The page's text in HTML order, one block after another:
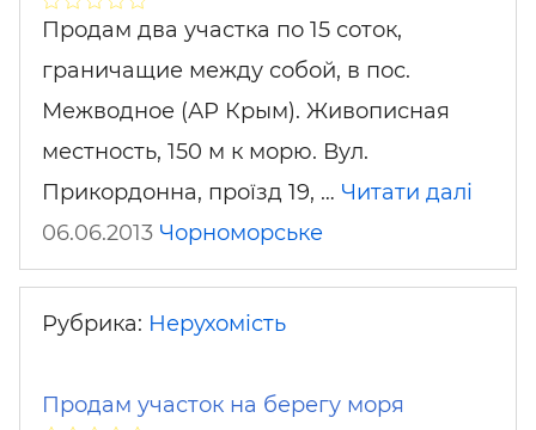
Продам два участка по 15 соток,
граничащие между собой, в пос.
Межводное (АР Крым). Живописная
местность, 150 м к морю. Вул.
Прикордонна, проїзд 19, … Читати далі
06.06.2013 Чорноморське
Рубрика: Нерухомість
Продам участок на берегу моря